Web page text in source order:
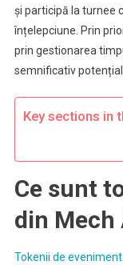
și participă la turnee
înțelepciune. Prin
prin gestionarea
semnificativ
Key sections in
Ce sunt
din Mech
Tokenii de eveniment